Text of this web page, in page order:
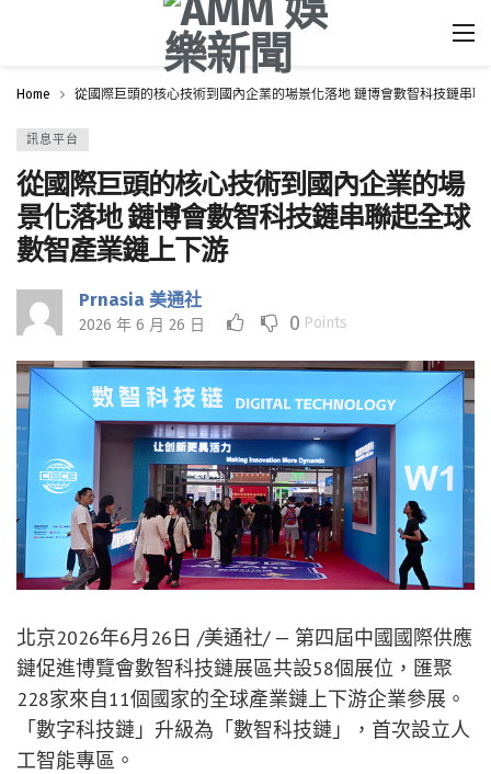
Home 從國際巨頭的核心技術到國內企業的場景化落地 鏈博會數智科技鏈串
訊息平台
從國際巨頭的核心技術到國內企業的場
景化落地 鏈博會數智科技鏈串聯起全球
數智產業鏈上下游
Prnasia 美通社
2026 年 6 月 26 日 0 Points
北京2026年6月26日 /美通社/ — 第四屆中國國際供應
鏈促進博覽會數智科技鏈展區共設58個展位，匯聚
228家來自11個國家的全球產業鏈上下游企業參展。
「數字科技鏈」升級為「數智科技鏈」，首次設立人
工智能專區。